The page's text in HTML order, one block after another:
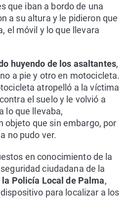
que iban a bordo de una
a su altura y le pidieron que
el móvil y lo que llevara
huyendo de los asaltantes,
a pie y otro en motocicleta.
atropelló a la víctima
el suelo y le volvió a
lo que llevaba,
objeto que sin embargo, por
no pudo ver.
en conocimiento de la
ciudadana de la
Policía Local de Palma,
para localizar a los